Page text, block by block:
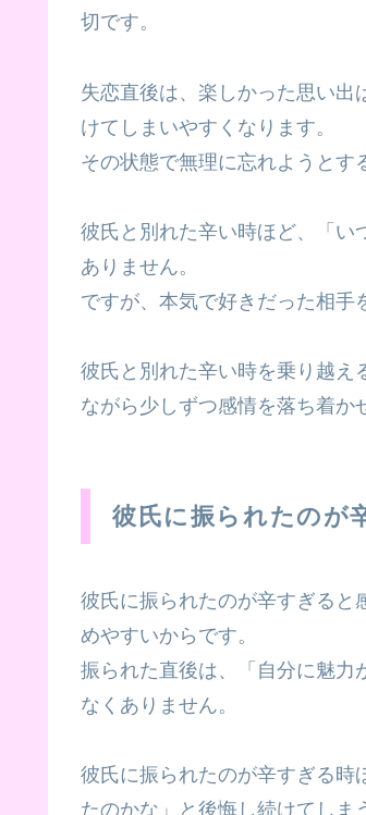
切です。
失恋直後は、楽しかった思い出
けてしまいやすくなります。
その状態で無理に忘れようとす
彼氏と別れた辛い時ほど、「い
ありません。
ですが、本気で好きだった相手
彼氏と別れた辛い時を乗り越え
ながら少しずつ感情を落ち着か
彼氏に振られたのが
彼氏に振られたのが辛すぎると
めやすいからです。
振られた直後は、「自分に魅力
なくありません。
彼氏に振られたのが辛すぎる時
たのかな」と後悔し続けてしま